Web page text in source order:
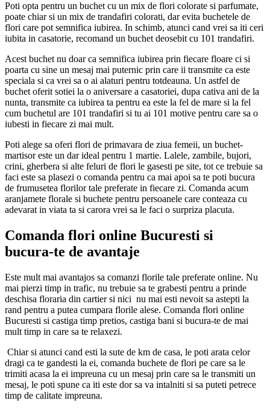
Poti opta pentru un buchet cu un mix de flori colorate si parfumate,
poate chiar si un mix de trandafiri colorati, dar evita buchetele de
flori care pot semnifica iubirea. In schimb, atunci cand vrei sa iti ceri
iubita in casatorie, recomand un buchet deosebit cu 101 trandafiri.
Acest buchet nu doar ca semnifica iubirea prin fiecare floare ci si
poarta cu sine un mesaj mai puternic prin care ii transmite ca este
speciala si ca vrei sa o ai alaturi pentru totdeauna. Un astfel de
buchet oferit sotiei la o aniversare a casatoriei, dupa cativa ani de la
nunta, transmite ca iubirea ta pentru ea este la fel de mare si la fel
cum buchetul are 101 trandafiri si tu ai 101 motive pentru care sa o
iubesti in fiecare zi mai mult.
Poti alege sa oferi flori de primavara de ziua femeii, un buchet-
martisor este un dar ideal pentru 1 martie. Lalele, zambile, bujori,
crini, gherbera si alte feluri de flori le gasesti pe site, tot ce trebuie sa
faci este sa plasezi o comanda pentru ca mai apoi sa te poti bucura
de frumusetea florilor tale preferate in fiecare zi. Comanda acum
aranjamete florale si buchete pentru persoanele care conteaza cu
adevarat in viata ta si carora vrei sa le faci o surpriza placuta.
Comanda flori online Bucuresti si
bucura-te de avantaje
Este mult mai avantajos sa comanzi florile tale preferate online. Nu
mai pierzi timp in trafic, nu trebuie sa te grabesti pentru a prinde
deschisa floraria din cartier si nici nu mai esti nevoit sa astepti la
rand pentru a putea cumpara florile alese. Comanda flori online
Bucuresti si castiga timp pretios, castiga bani si bucura-te de mai
mult timp in care sa te relaxezi.
Chiar si atunci cand esti la sute de km de casa, le poti arata celor
dragi ca te gandesti la ei, comanda buchete de flori pe care sa le
trimiti acasa la ei impreuna cu un mesaj prin care sa le transmiti un
mesaj, le poti spune ca iti este dor sa va intalniti si sa puteti petrece
timp de calitate impreuna.